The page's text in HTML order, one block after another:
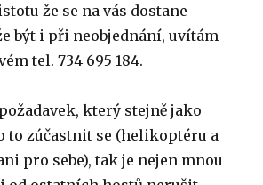
že se na vás dostane
být i při neobjednání, uvítám
tel. 734 695 184.
který stejně jako
to zúčastnit se (helikoptéru a
pro sebe), tak je nejen mnou